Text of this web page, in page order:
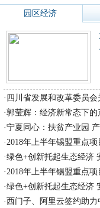
园区经济
· 四川省发展和改革委员
·郭莹辉：经济新常态下
·宁夏同心：扶贫产业园
·2018年上半年锡盟重点
·绿色+创新托起生态经济
·2018年上半年锡盟重点
·绿色+创新托起生态经济
·西门子、阿里云签约助